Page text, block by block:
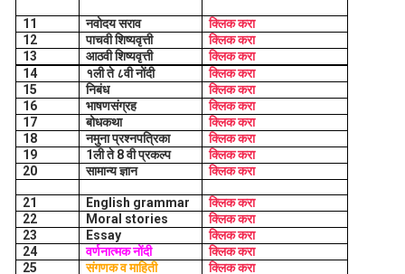
11 नवोदय सराव
क्लिक करा
12
पाचवी शिष्यवृत्ती
क्लिक करा
13
आठवी शिष्यवृत्ती
क्लिक करा
14
१ली ते ८वी नोंदी
क्लिक करा
15
निबंध
क्लिक करा
16
भाषणसंग्रह
क्लिक करा
17
बोधकथा
क्लिक करा
18
नमुना प्रश्नपत्रिका
क्लिक करा
19
1ली ते 8 वी प्रकल्प
क्लिक करा
20
सामान्य ज्ञान क्लिक करा
21 English grammar
क्लिक करा
22
Moral stories
क्लिक करा
23
Essay
क्लिक करा
24
वर्णनात्मक नोंदी
क्लिक करा
25
संगणक व माहिती
क्लिक करा